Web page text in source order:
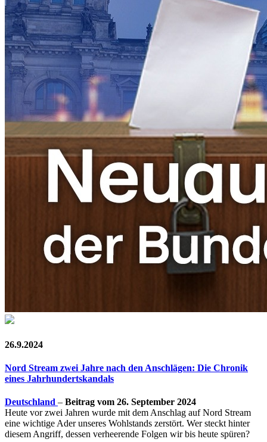
26.9.2024
Nord Stream zwei Jahre nach den Anschlägen: Die Chronik
eines Jahrhundertskandals
Deutschland – Beitrag vom 26. September 2024
Heute vor zwei Jahren wurde mit dem Anschlag auf Nord Stream
eine wichtige Ader unseres Wohlstands zerstört. Wer steckt hinter
diesem Angriff, dessen verheerende Folgen wir bis heute spüren?